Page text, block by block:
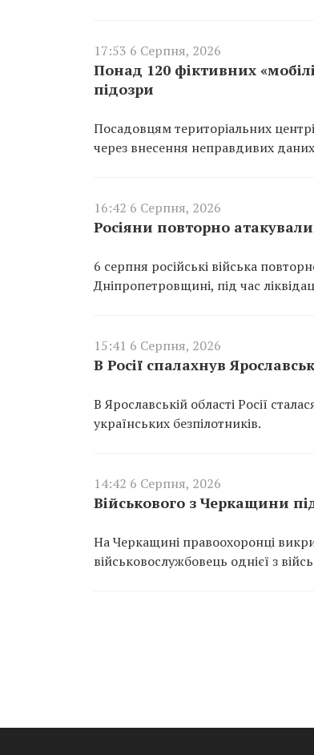
17:53 6 Серпня, 2026
Понад 120 фіктивних
підозри
Посадовцям територіальних
через внесення неправдивих даних
16:42 6 Серпня, 2026
Росіяни повторно
6 серпня російські війська
Дніпропетровщині, під час
15:41 6 Серпня, 2026
В Росії спалахнув
В Ярославській області Росії
українських безпілотників.
14:42 6 Серпня, 2026
Військового з Черкащини
На Черкащині правоохоронці
військовослужбовець однієї з